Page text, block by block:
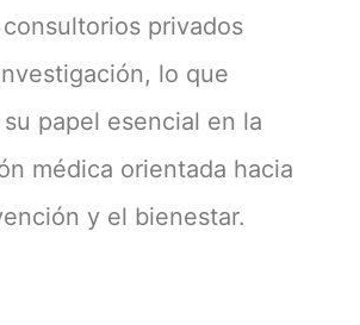
privados
lo que
papel esencial en la
médica orientada hacia
y el bienestar.